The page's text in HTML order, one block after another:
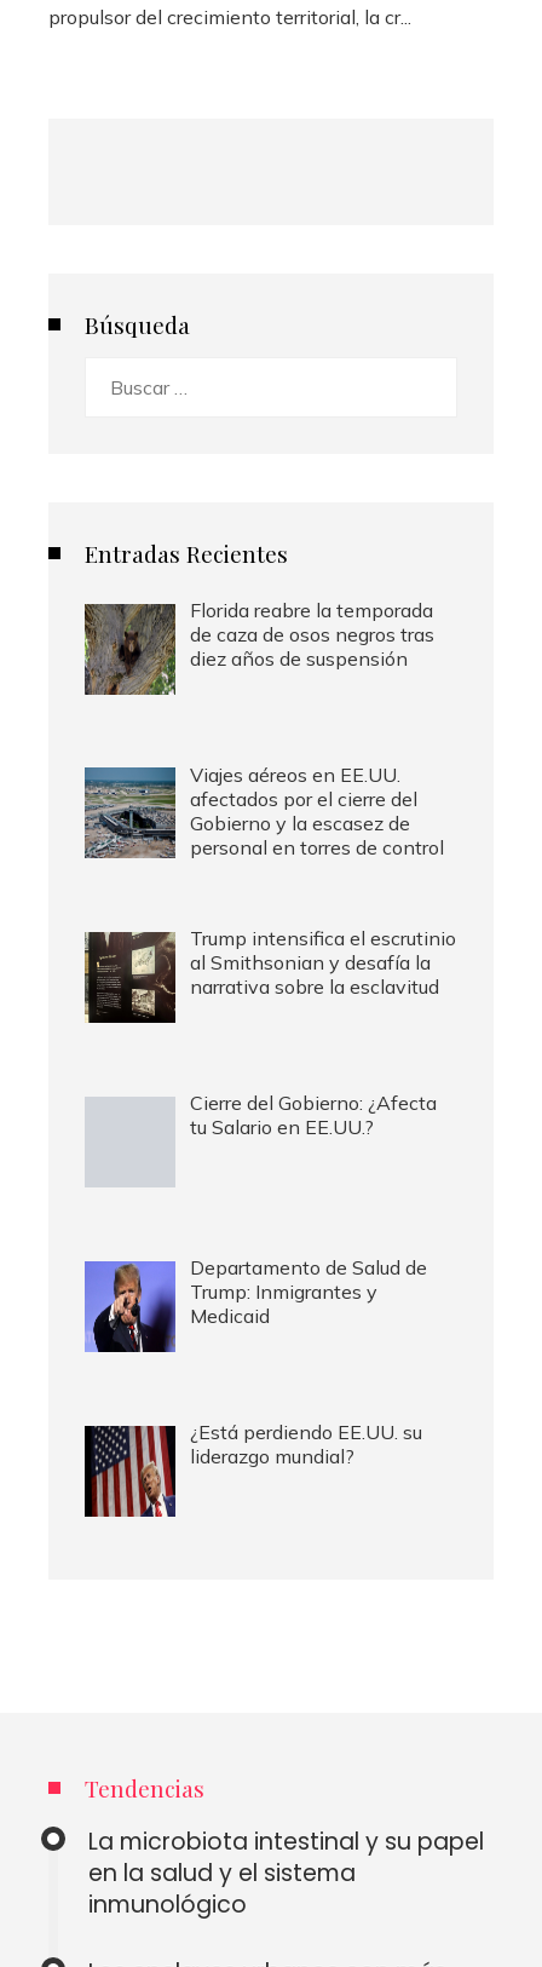
propulsor del crecimiento territorial, la cr...
Búsqueda
Entradas Recientes
Florida reabre la temporada
de caza de osos negros tras
diez años de suspensión
Viajes aéreos en EE.UU.
afectados por el cierre del
Gobierno y la escasez de
personal en torres de control
Trump intensifica el escrutinio
al Smithsonian y desafía la
narrativa sobre la esclavitud
Cierre del Gobierno: ¿Afecta
tu Salario en EE.UU.?
Departamento de Salud de
Trump: Inmigrantes y
Medicaid
¿Está perdiendo EE.UU. su
liderazgo mundial?
Tendencias
La microbiota intestinal y su papel
en la salud y el sistema
inmunológico